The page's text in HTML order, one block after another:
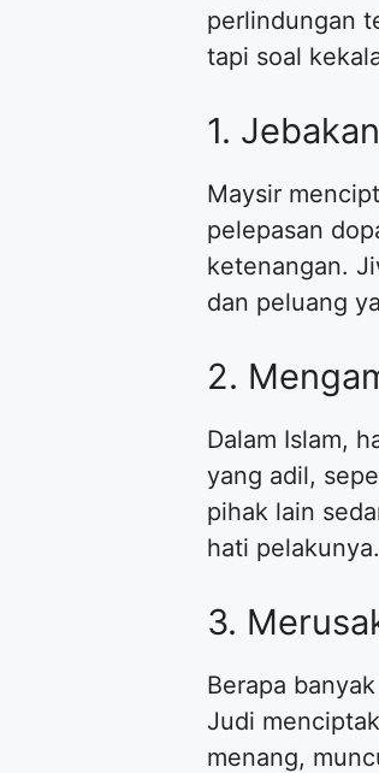
perlindungan
tapi soal
​1.
​Maysir
pelepasan
ketenangan.
dan peluang
​2.
​Dalam Islam,
yang adil,
pihak lain
hati pelakunya.
​3.
​Berapa
Judi
menang,